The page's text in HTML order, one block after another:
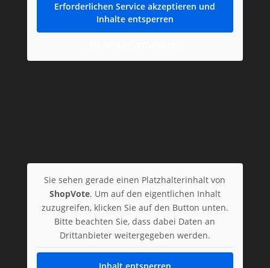
Erforderlichen Service akzeptieren und
Inhalte entsperren
Sie sehen gerade einen Platzhalterinhalt von
ShopVote. Um auf den eigentlichen Inhalt
zuzugreifen, klicken Sie auf den Button unten.
Bitte beachten Sie, dass dabei Daten an
Drittanbieter weitergegeben werden.